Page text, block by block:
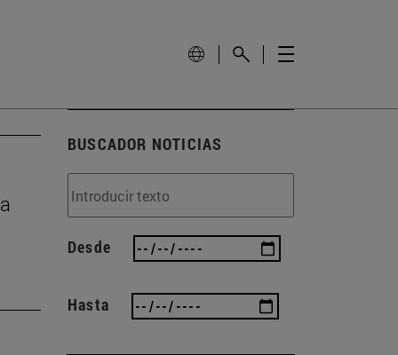
BUSCADOR NOTICIAS
Desde
Hasta